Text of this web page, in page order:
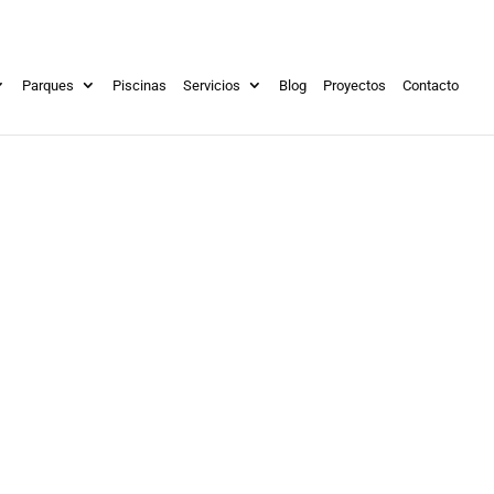
Parques Piscinas Servicios Blog Proyectos Contacto